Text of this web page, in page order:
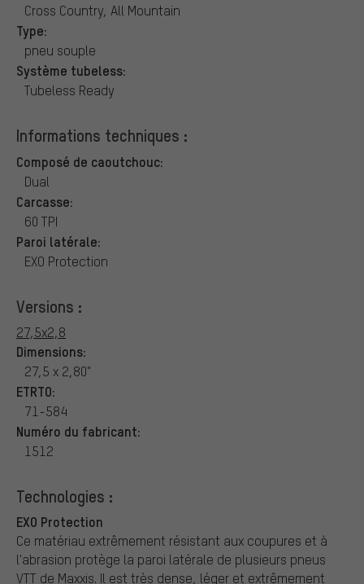
Cross Country, All Mountain
Type:
pneu souple
Système tubeless:
Tubeless Ready
Informations techniques :
Composé de caoutchouc:
Dual
Carcasse:
60 TPI
Paroi latérale:
EXO Protection
Versions :
27,5x2,8
Dimensions:
27,5 x 2,80"
ETRTO:
71-584
Numéro du fabricant:
1512
Technologies :
EXO Protection
Ce matériau extrêmement résistant aux coupures et à
l'abrasion protège la paroi latérale de plusieurs pneus
VTT de Maxxis. Il est très dense, léger et extrêmement